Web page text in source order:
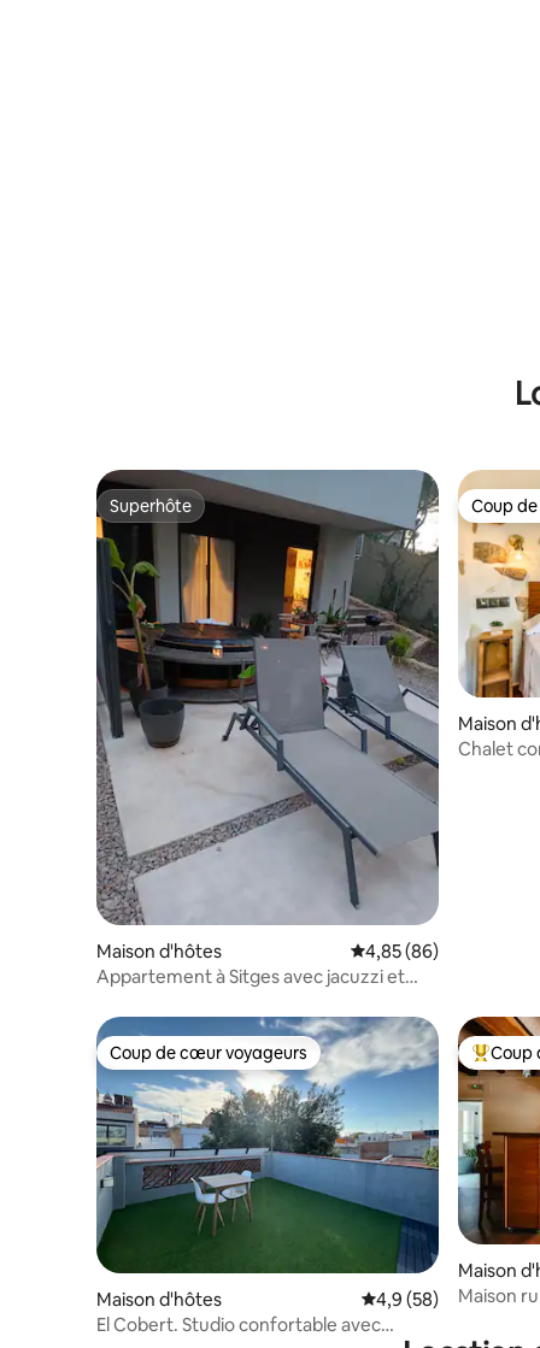
Superhôte
Superhôte
Maison d'hôtes Évaluation moyenne
4,85 (86)
Appartement à Sitges avec jacuzzi et
Coup
Coup
Maison
Chalet
Coup de cœur voyageurs
Coup de cœur voyageurs
Maison d'hôtes Évaluation moyenne
4,9 (58)
El Cobert. Studio confortable avec
Coups
Coup
Maison
Maison